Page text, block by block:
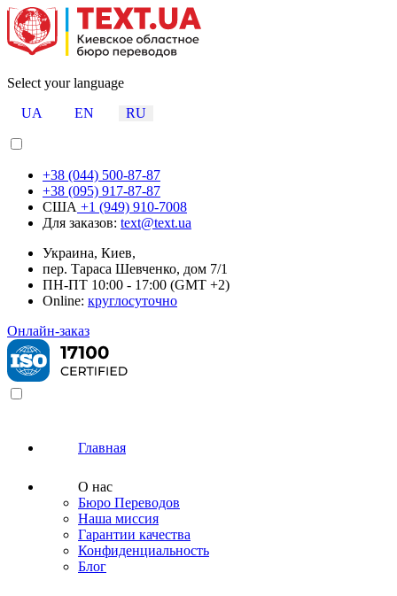
Select your language
UA
EN RU
+38 (044) 500-87-87
+38 (095) 917-87-87
США +1 (949) 910-7008
Для заказов: text@text.ua
Украина, Киев,
пер. Тараса Шевченко, дом 7/1
ПН-ПТ 10:00 - 17:00 (GMT +2)
Online: круглосуточно
Онлайн-заказ
Главная
О нас
Бюро Переводов
Наша миссия
Гарантии качества
Конфиденциальность
Блог